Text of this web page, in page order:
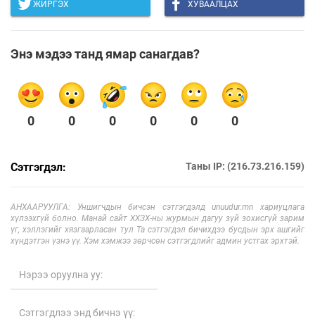
ЖИРГЭХ ХУВААЛЦАХ
Энэ мэдээ танд ямар санагдав?
0 0 0 0 0 0
Сэтгэгдэл: Таны IP: (216.73.216.159)
АНХААРУУЛГА: Уншигчдын бичсэн сэтгэгдэлд unuudur.mn хариуцлага
хүлээхгүй болно. Манай сайт ХХЗХ-ны журмын дагуу зүй зохисгүй зарим
үг, хэллэгийг хязгаарласан тул Та сэтгэгдэл бичихдээ бусдын эрх ашгийг
хүндэтгэн үзнэ үү. Хэм хэмжээ зөрчсөн сэтгэгдлийг админ устгах эрхтэй.